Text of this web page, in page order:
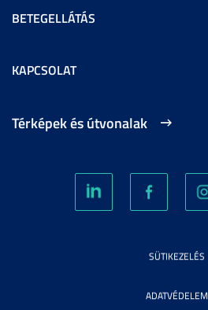
BETEGELLÁTÁS
KAPCSOLAT
Térképek és útvonalak
SÜTIKEZELÉS
ADATVÉDELEM